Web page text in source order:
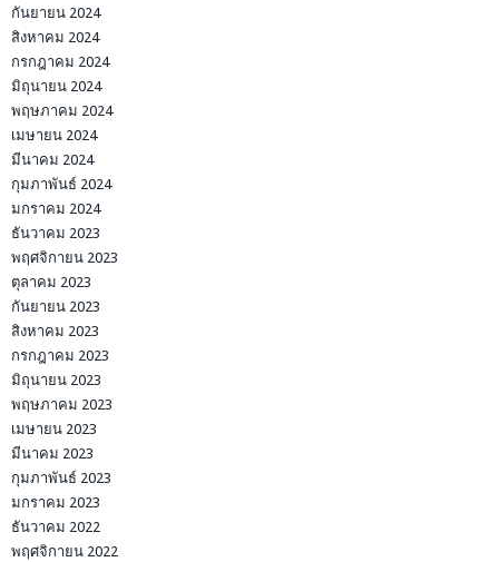
กันยายน 2024
สิงหาคม 2024
กรกฎาคม 2024
มิถุนายน 2024
พฤษภาคม 2024
เมษายน 2024
มีนาคม 2024
กุมภาพันธ์ 2024
มกราคม 2024
ธันวาคม 2023
พฤศจิกายน 2023
ตุลาคม 2023
กันยายน 2023
สิงหาคม 2023
กรกฎาคม 2023
มิถุนายน 2023
พฤษภาคม 2023
เมษายน 2023
มีนาคม 2023
กุมภาพันธ์ 2023
มกราคม 2023
ธันวาคม 2022
พฤศจิกายน 2022